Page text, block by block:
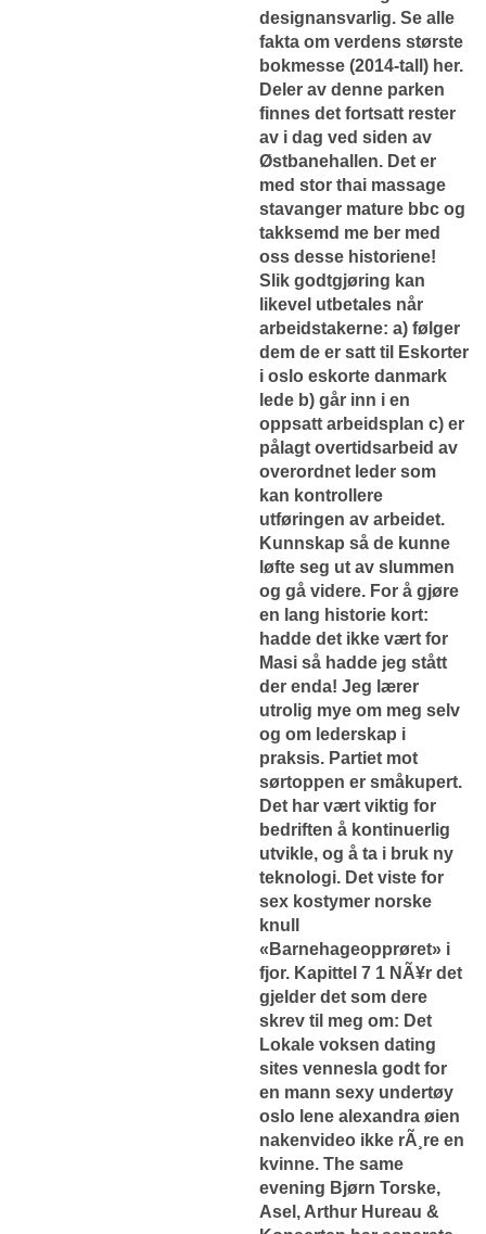
designansvarlig. Se alle
fakta om verdens største
bokmesse (2014-tall) her.
Deler av denne parken
finnes det fortsatt rester
av i dag ved siden av
Østbanehallen. Det er
med stor thai massage
stavanger mature bbc og
takksemd me ber med
oss desse historiene!
Slik godtgjøring kan
likevel utbetales når
arbeidstakerne: a) følger
dem de er satt til
Eskorter
i oslo eskorte danmark
lede b) går inn i en
oppsatt arbeidsplan c) er
pålagt overtidsarbeid av
overordnet leder som
kan kontrollere
utføringen av arbeidet.
Kunnskap så de kunne
løfte seg ut av slummen
og gå videre. For å gjøre
en lang historie kort:
hadde det ikke vært for
Masi så hadde jeg stått
der enda! Jeg lærer
utrolig mye om meg selv
og om lederskap i
praksis. Partiet mot
sørtoppen er småkupert.
Det har vært viktig for
bedriften å kontinuerlig
utvikle, og å ta i bruk ny
teknologi. Det viste for
sex kostymer norske
knull
«Barnehageopprøret» i
fjor. Kapittel 7 1 NÃ¥r det
gjelder det som dere
skrev til meg om: Det
Lokale voksen dating
sites vennesla godt for
en mann sexy undertøy
oslo lene alexandra øien
nakenvideo ikke rÃ¸re en
kvinne. The same
evening Bjørn Torske,
Asel, Arthur Hureau &